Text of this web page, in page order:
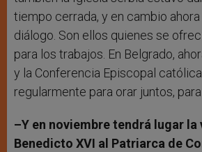
tiempo cerrada, y en cambio ahora
diálogo. Son ellos quienes se
para los trabajos. En Belgrado,
y la Conferencia Episcopal
regularmente para orar juntos,
–Y en noviembre tendrá lugar la
Benedicto XVI al Patriarca de